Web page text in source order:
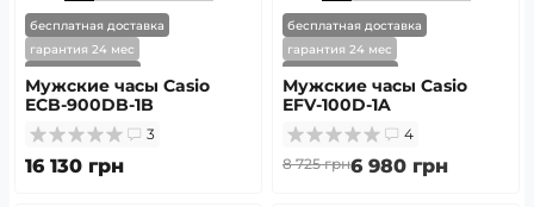
бесплатная доставка
гарантия 24 мес
Мужские часы Casio
ECB-900DB-1B
3
16 130 грн
бесплатная доставка
гарантия 24 мес
Мужские часы Casio
EFV-100D-1A
4
8 725 грн6 980 грн